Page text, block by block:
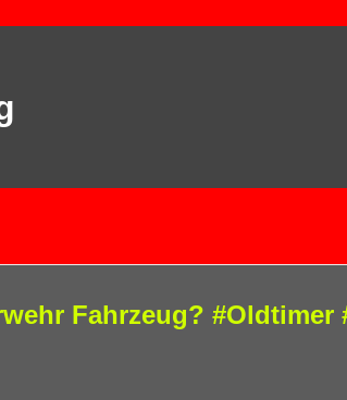
Fahrzeug? #Oldtimer